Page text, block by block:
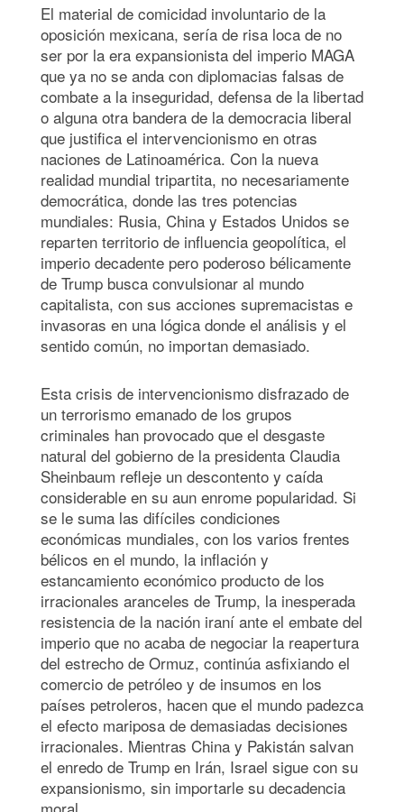
El material de comicidad involuntario de la
oposición mexicana, sería de risa loca de no
ser por la era expansionista del imperio MAGA
que ya no se anda con diplomacias falsas de
combate a la inseguridad, defensa de la libertad
o alguna otra bandera de la democracia liberal
que justifica el intervencionismo en otras
naciones de Latinoamérica. Con la nueva
realidad mundial tripartita, no necesariamente
democrática, donde las tres potencias
mundiales: Rusia, China y Estados Unidos se
reparten territorio de influencia geopolítica, el
imperio decadente pero poderoso bélicamente
de Trump busca convulsionar al mundo
capitalista, con sus acciones supremacistas e
invasoras en una lógica donde el análisis y el
sentido común, no importan demasiado.
Esta crisis de intervencionismo disfrazado de
un terrorismo emanado de los grupos
criminales han provocado que el desgaste
natural del gobierno de la presidenta Claudia
Sheinbaum refleje un descontento y caída
considerable en su aun enrome popularidad. Si
se le suma las difíciles condiciones
económicas mundiales, con los varios frentes
bélicos en el mundo, la inflación y
estancamiento económico producto de los
irracionales aranceles de Trump, la inesperada
resistencia de la nación iraní ante el embate del
imperio que no acaba de negociar la reapertura
del estrecho de Ormuz, continúa asfixiando el
comercio de petróleo y de insumos en los
países petroleros, hacen que el mundo padezca
el efecto mariposa de demasiadas decisiones
irracionales. Mientras China y Pakistán salvan
el enredo de Trump en Irán, Israel sigue con su
expansionismo, sin importarle su decadencia